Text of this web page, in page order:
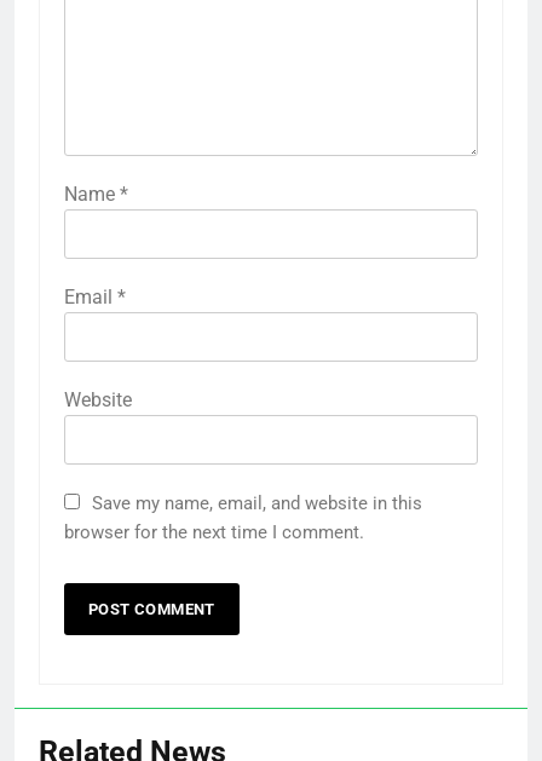
Name *
Email *
Website
Save my name, email, and website in this
browser for the next time I comment.
Related News